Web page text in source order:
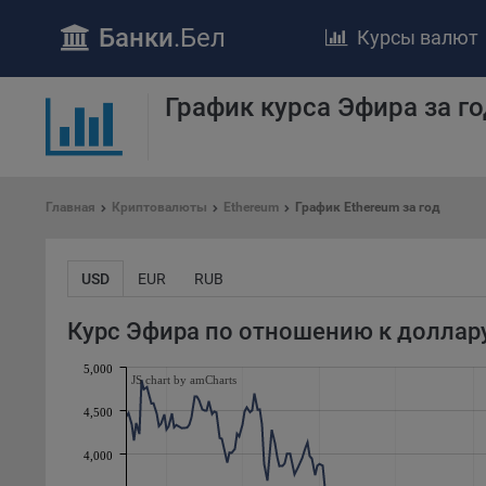
Банки.Бел Курсы валют
График курса Эфира за
Главная Криптовалюты Ethereum График Ethereum за год
USD EUR RUB
Курс Эфира по отношению к
4,000
4,500
5,000
JS chart by amCharts